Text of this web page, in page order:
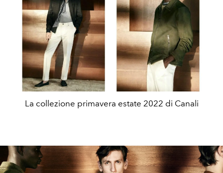
La collezione primavera estate 2022 di Canali